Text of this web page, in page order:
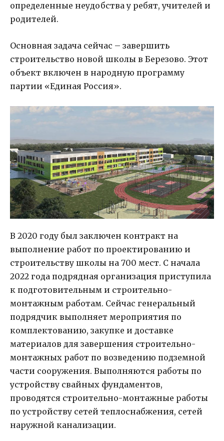
определенные неудобства у ребят, учителей и
родителей.
Основная задача сейчас – завершить
строительство новой школы в Березово. Этот
объект включен в народную программу
партии «Единая Россия».
В 2020 году был заключен контракт на
выполнение работ по проектированию и
строительству школы на 700 мест. С начала
2022 года подрядная организация приступила
к подготовительным и строительно-
монтажным работам. Сейчас генеральный
подрядчик выполняет мероприятия по
комплектованию, закупке и доставке
материалов для завершения строительно-
монтажных работ по возведению подземной
части сооружения. Выполняются работы по
устройству свайных фундаментов,
проводятся строительно-монтажные работы
по устройству сетей теплоснабжения, сетей
наружной канализации.